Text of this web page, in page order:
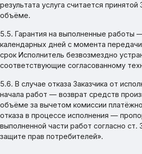
результата услуга считается
объёме.
5.5. Гарантия на выполненные работы
календарных дней с момента передачи
срок Исполнитель безвозмездно
соответствующие согласованному
5.6. В случае отказа Заказчика от
начала работ — возврат средств
объёме за вычетом комиссии
отказа в процессе исполнения —
выполненной части работ согласно ст.
защите прав потребителей».